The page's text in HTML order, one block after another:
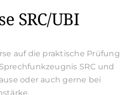
SRC/UBI
auf die praktische Prüfung
SRC und
oder auch gerne bei